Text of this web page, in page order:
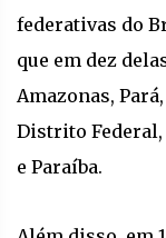
federativas do
que em dez
Amazonas,
Distrito Federal,
e Paraíba.